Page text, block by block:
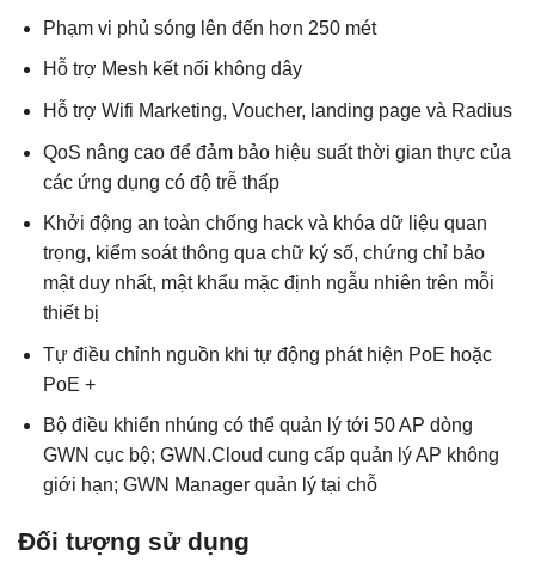
Phạm vi phủ sóng lên đến hơn 250 mét
Hỗ trợ Mesh kết nối không dây
Hỗ trợ Wifi Marketing, Voucher, landing page và Radius
QoS nâng cao để đảm bảo hiệu suất thời gian thực của
các ứng dụng có độ trễ thấp
Khởi động an toàn chống hack và khóa dữ liệu quan
trọng, kiểm soát thông qua chữ ký số, chứng chỉ bảo
mật duy nhất, mật khẩu mặc định ngẫu nhiên trên mỗi
thiết bị
Tự điều chỉnh nguồn khi tự động phát hiện PoE hoặc
PoE +
Bộ điều khiển nhúng có thể quản lý tới 50 AP dòng
GWN cục bộ; GWN.Cloud cung cấp quản lý AP không
giới hạn; GWN Manager quản lý tại chỗ
Đối tượng sử dụng